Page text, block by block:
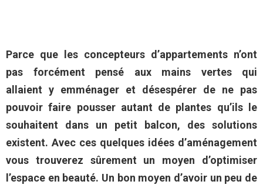
Parce que les concepteurs d’appartements n’ont
pas forcément pensé aux mains vertes qui
allaient y emménager et désespérer de ne pas
pouvoir faire pousser autant de plantes qu’ils le
souhaitent dans un petit balcon, des solutions
existent. Avec ces quelques idées d’aménagement
vous trouverez sûrement un moyen d’optimiser
l’espace en beauté. Un bon moyen d’avoir un peu de